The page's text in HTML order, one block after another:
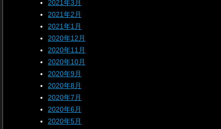
2021年3月
2021年2月
2021年1月
2020年12月
2020年11月
2020年10月
2020年9月
2020年8月
2020年7月
2020年6月
2020年5月